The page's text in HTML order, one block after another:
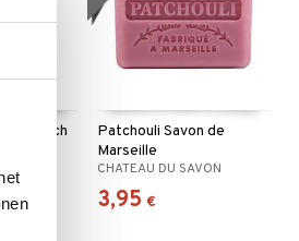
Rich
Patchouli Savon de
Marseille
CHATEAU DU SAVON
3,95 €